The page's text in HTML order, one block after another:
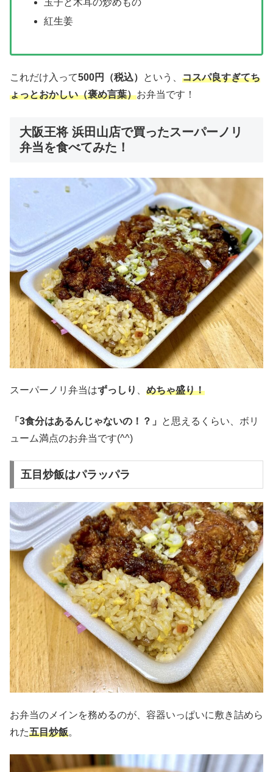
玉子と木耳の炒めもの
紅生姜
これだけ入って500円（税込） という、 コスパ良すぎてち
ょっとおかしい（褒め言葉）お弁当です！
大阪王将 浜田山店で買ったスーパーノリ
弁当を食べてみた！
スーパーノリ弁当はずっしり めちゃ盛り！
「3食分はあるんじゃないの！？」
と思えるくらい、ボリ
ューム満点のお弁当です(^^)
五目炒飯はパラッパラ
お弁当のメインを務めるのが、容器いっぱいに敷き詰めら
れた五目炒飯。